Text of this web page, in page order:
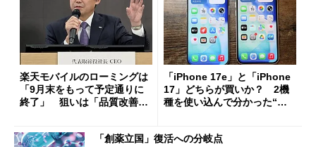
楽天モバイルのローミングは
「9月末をもって予定通りに
終了」 狙いは「品質改善」
も
「iPhone 17e」と「iPhone
17」どちらが買いか？ 2機
種を使い込んで分かった“ス
「創薬立国」復活への分岐点